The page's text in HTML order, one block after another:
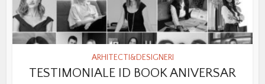
ARHITECTI&DESIGNERI
TESTIMONIALE ID BOOK ANIVERSAR